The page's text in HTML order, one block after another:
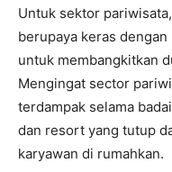
Untuk sektor
berupaya keras
untuk membangkitkan
Mengingat sector
terdampak selama
dan resort yang tutup
karyawan di rumahkan.